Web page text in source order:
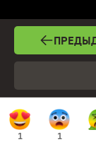
1 1